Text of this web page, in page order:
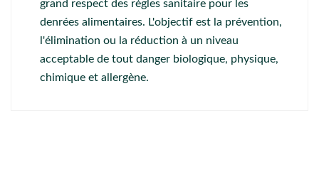
grand respect des règles sanitaire pour les
denrées alimentaires. L'objectif est la prévention,
l'élimination ou la réduction à un niveau
acceptable de tout danger biologique, physique,
chimique et allergène.